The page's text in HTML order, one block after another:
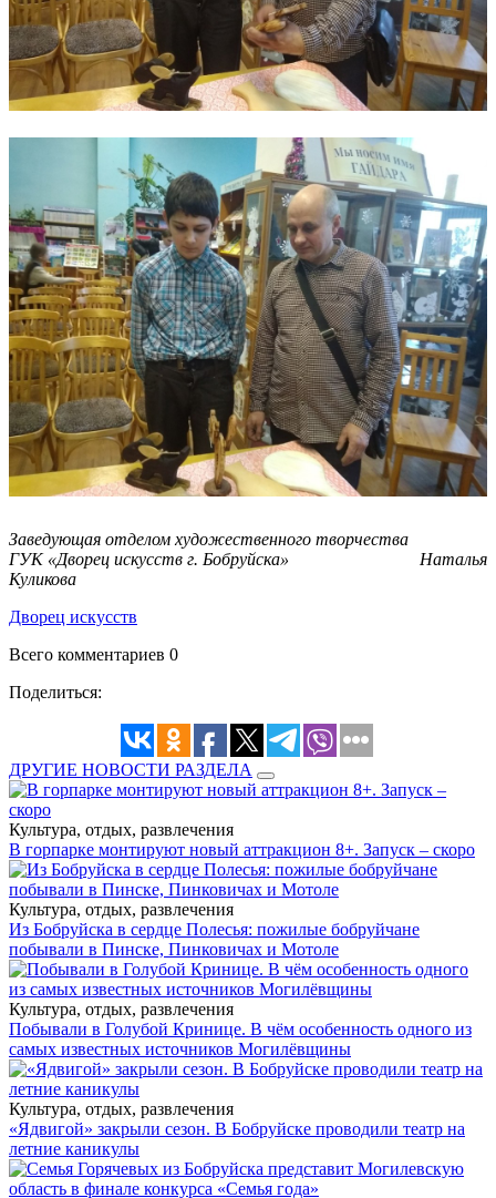
Заведующая отделом художественного творчества
ГУК «Дворец искусств г. Бобруйска» Наталья
Куликова
Дворец искусств
Всего комментариев 0
Поделиться:
ДРУГИЕ НОВОСТИ РАЗДЕЛА
Культура, отдых, развлечения
В горпарке монтируют новый аттракцион 8+. Запуск – скоро
Культура, отдых, развлечения
Из Бобруйска в сердце Полесья: пожилые бобруйчане
побывали в Пинске, Пинковичах и Мотоле
Культура, отдых, развлечения
Побывали в Голубой Кринице. В чём особенность одного из
самых известных источников Могилёвщины
Культура, отдых, развлечения
«Ядвигой» закрыли сезон. В Бобруйске проводили театр на
летние каникулы